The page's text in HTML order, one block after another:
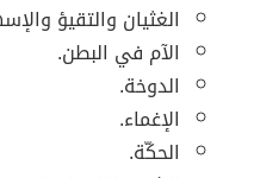
الغثيان والتقيؤ
الآم في البطن.
الدوخة.
الإغماء.
الحكّة.